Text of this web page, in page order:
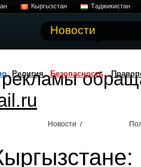
Кыргызстан Таджикистан
Новости
Религия Безопасность
Новости /